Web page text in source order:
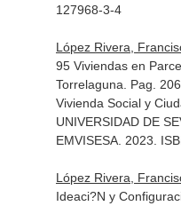
127968-3-4
López Rivera,
95 Viviendas en
Torrelaguna. Pag.
Vivienda Social y
UNIVERSIDAD DE
EMVISESA. 2023.
López Rivera,
Ideaci?N y